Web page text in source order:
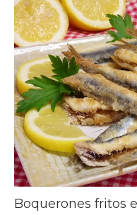
Boquerones fritos